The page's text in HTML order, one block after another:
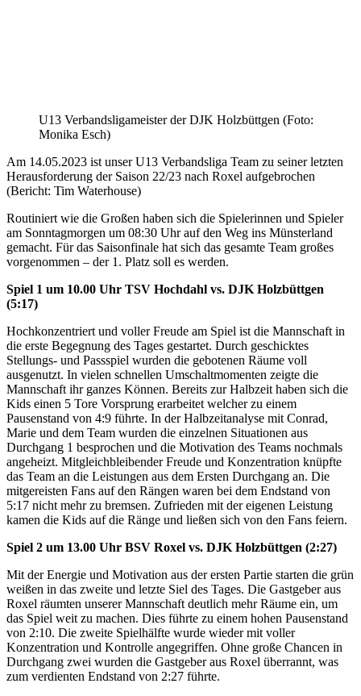
U13 Verbandsligameister der DJK Holzbüttgen (Foto:
Monika Esch)
Am 14.05.2023 ist unser U13 Verbandsliga Team zu seiner letzten
Herausforderung der Saison 22/23 nach Roxel aufgebrochen
(Bericht: Tim Waterhouse)
Routiniert wie die Großen haben sich die Spielerinnen und Spieler
am Sonntagmorgen um 08:30 Uhr auf den Weg ins Münsterland
gemacht. Für das Saisonfinale hat sich das gesamte Team großes
vorgenommen – der 1. Platz soll es werden.
Spiel 1 um 10.00 Uhr TSV Hochdahl vs. DJK Holzbüttgen
(5:17)
Hochkonzentriert und voller Freude am Spiel ist die Mannschaft in
die erste Begegnung des Tages gestartet. Durch geschicktes
Stellungs- und Passspiel wurden die gebotenen Räume voll
ausgenutzt. In vielen schnellen Umschaltmomenten zeigte die
Mannschaft ihr ganzes Können. Bereits zur Halbzeit haben sich die
Kids einen 5 Tore Vorsprung erarbeitet welcher zu einem
Pausenstand von 4:9 führte. In der Halbzeitanalyse mit Conrad,
Marie und dem Team wurden die einzelnen Situationen aus
Durchgang 1 besprochen und die Motivation des Teams nochmals
angeheizt. Mitgleichbleibender Freude und Konzentration knüpfte
das Team an die Leistungen aus dem Ersten Durchgang an. Die
mitgereisten Fans auf den Rängen waren bei dem Endstand von
5:17 nicht mehr zu bremsen. Zufrieden mit der eigenen Leistung
kamen die Kids auf die Ränge und ließen sich von den Fans feiern.
Spiel 2 um 13.00 Uhr BSV Roxel vs. DJK Holzbüttgen (2:27)
Mit der Energie und Motivation aus der ersten Partie starten die grün
weißen in das zweite und letzte Siel des Tages. Die Gastgeber aus
Roxel räumten unserer Mannschaft deutlich mehr Räume ein, um
das Spiel weit zu machen. Dies führte zu einem hohen Pausenstand
von 2:10. Die zweite Spielhälfte wurde wieder mit voller
Konzentration und Kontrolle angegriffen. Ohne große Chancen in
Durchgang zwei wurden die Gastgeber aus Roxel überrannt, was
zum verdienten Endstand von 2:27 führte.